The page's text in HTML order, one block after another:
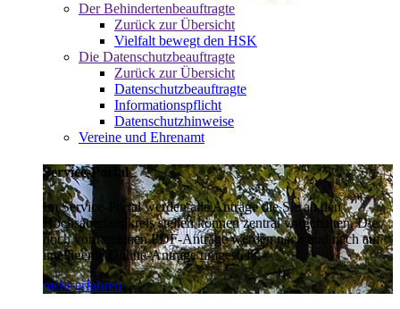
Der Behindertenbeauftragte
Zurück zur Übersicht
Vielfalt bewegt den HSK
Die Datenschutzbeauftragte
Zurück zur Übersicht
Datenschutzbeauftragte
Informationspflicht
Datenschutzhinweise
Vereine und Ehrenamt
Service-Portal
Im Service-Portal werden alle Anträge die Sie an den
Hochsauerlandkreis stellen können zentral vorgehalten. Die
noch vorhandenen PDF-Anträge werden nach und nach auf
intelligente Online-Anträge umgestellt.
mehr erfahren